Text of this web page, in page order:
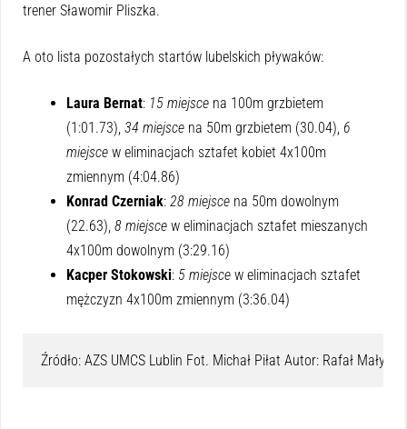
trener Sławomir Pliszka.
A oto lista pozostałych startów lubelskich pływaków:
Laura Bernat: 15 miejsce na 100m grzbietem
(1:01.73), 34 miejsce na 50m grzbietem (30.04), 6
miejsce w eliminacjach sztafet kobiet 4x100m
zmiennym (4:04.86)
Konrad Czerniak: 28 miejsce na 50m dowolnym
(22.63), 8 miejsce w eliminacjach sztafet mieszanych
4x100m dowolnym (3:29.16)
Kacper Stokowski: 5 miejsce w eliminacjach sztafet
mężczyzn 4x100m zmiennym (3:36.04)
Źródło: AZS UMCS Lublin Fot. Michał Piłat Autor: Rafał Małys